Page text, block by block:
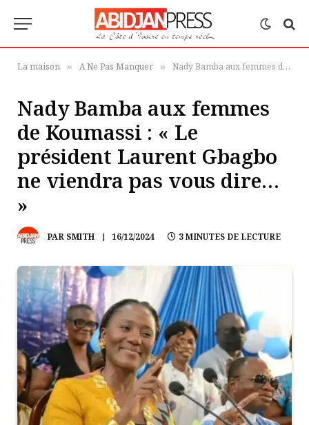
La maison » A Ne Pas Manquer » Nady Bamba aux femmes de Koumassi : « Le président Laurent Gbagbo ne viendra pas vous dire… »
Nady Bamba aux femmes
de Koumassi : « Le
président Laurent Gbagbo
ne viendra pas vous dire…
»
PAR SMITH 16/12/2024 3 MINUTES DE LECTURE